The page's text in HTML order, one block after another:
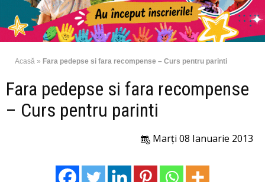
Acasă » Fara pedepse si fara recompense – Curs pentru parinti
Fara pedepse si fara recompense
– Curs pentru parinti
Marți 08 Ianuarie 2013